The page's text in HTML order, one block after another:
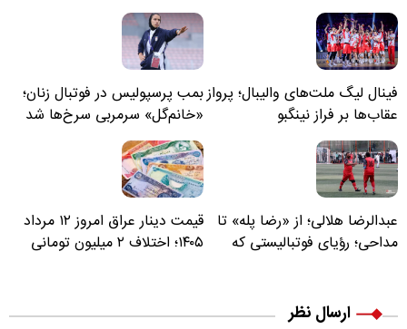
فینال لیگ ملت‌های والیبال؛ پرواز
عقاب‌ها بر فراز نینگبو
بمب پرسپولیس در فوتبال زنان؛
«خانم‌گل» سرمربی سرخ‌ها شد
عبدالرضا هلالی؛ از «رضا پله» تا
مداحی؛ رؤیای فوتبالیستی که
قیمت دینار عراق امروز ۱۲ مرداد
۱۴۰۵؛ اختلاف ۲ میلیون تومانی
ارسال نظر